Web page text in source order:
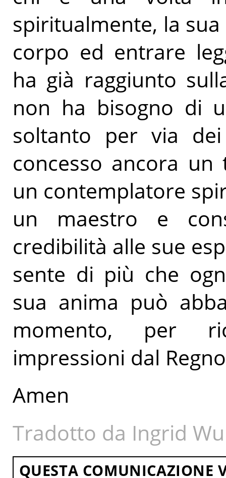
spiritualmente, la
corpo ed entrare
ha già raggiunto
non ha bisogno di
soltanto per via
concesso ancora
un contemplatore
un maestro e
credibilità alle sue
sente di più che
sua anima può
momento, per
impressioni dal
Amen
Tradotto da Ingrid
QUESTA COMUNICAZIONE